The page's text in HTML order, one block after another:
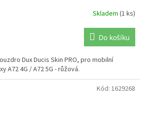
Skladem (1 ks)
Do košíku
Dux Ducis Skin PRO, pro mobilní
A72 4G / A72 5G - růžová.
Kód: 1629268